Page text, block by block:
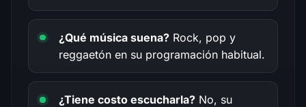
¿Qué música suena? Rock, pop y
reggaetón en su programación habitual.
¿Tiene costo escucharla? No, su